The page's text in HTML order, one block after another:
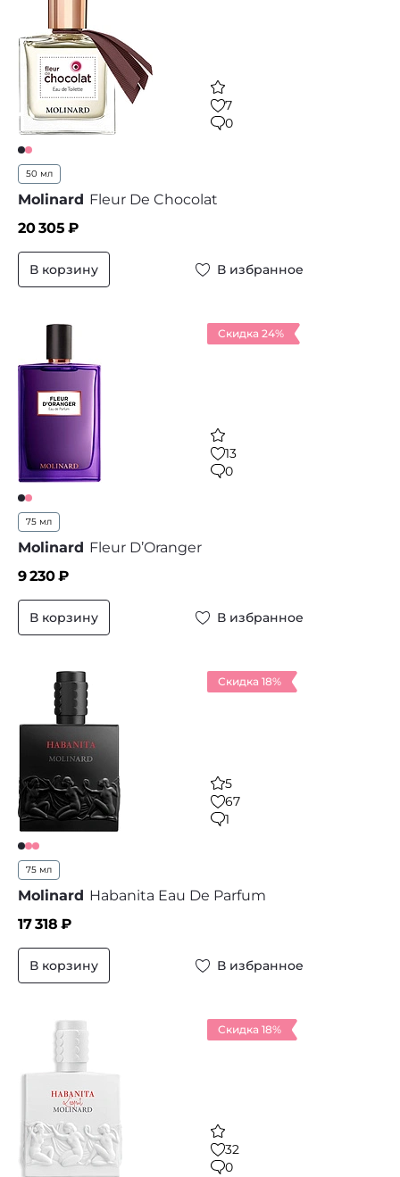
7
0
50 мл
Molinard Fleur De Chocolat
20 305 ₽
В корзину В избранное
Скидка 24%
13
0
75 мл
Molinard Fleur D’Oranger
9 230₽
В корзину В избранное
Скидка 18%
5
67
1
75 мл
Molinard Habanita Eau De Parfum
17 318 ₽
В корзину В избранное
Скидка 18%
32
0